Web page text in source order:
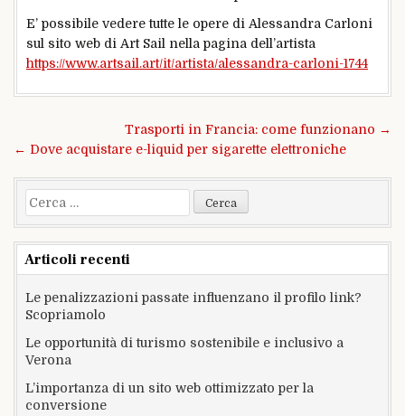
E’ possibile vedere tutte le opere di Alessandra Carloni
sul sito web di Art Sail nella pagina dell’artista
https://www.artsail.art/it/artista/alessandra-carloni-1744
Navigazione
articoli
Trasporti in Francia: come funzionano →
← Dove acquistare e-liquid per sigarette elettroniche
Ricerca
per:
Articoli recenti
Le penalizzazioni passate influenzano il profilo link?
Scopriamolo
Le opportunità di turismo sostenibile e inclusivo a
Verona
L’importanza di un sito web ottimizzato per la
conversione